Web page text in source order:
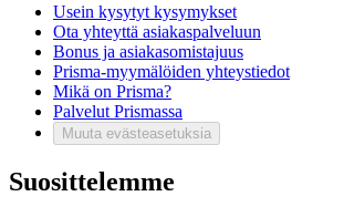
Usein kysytyt kysymykset
Ota yhteyttä asiakaspalveluun
Bonus ja asiakasomistajuus
Prisma-myymälöiden yhteystiedot
Mikä on Prisma?
Palvelut Prismassa
Muuta evästeasetuksia
Suosittelemme